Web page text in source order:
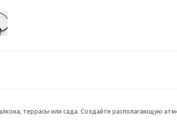
террасы или сада. Создайте располагающую